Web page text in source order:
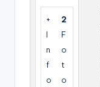
+
I
n
f
o
2
F
o
t
o